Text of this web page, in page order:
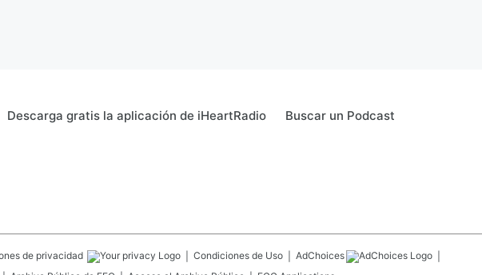
Descarga gratis la aplicación de iHeartRadio Buscar un Podcast
de privacidad Condiciones de Uso
AdChoices